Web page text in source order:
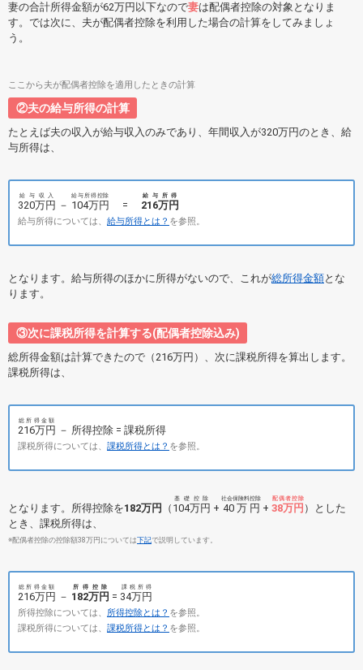
妻の合計所得金額が62万円以下なので妻は配偶者控除の対象となりま
す。では次に、夫が配偶者控除を利用した場合の計算をしてみましょ
う。
ここから夫が配偶者控除を適用したときの計算
②夫の給与所得の計算
たとえば夫の収入が給与収入のみであり、年間収入が320万円のとき、給
与所得は、
320万円
給与収入
－ 104万円
給与所得控除
= 216万円
給与所得
給与所得については、 給与所得とは？ を参照。
となります。給与所得のほかに所得がないので、これが総所得金額とな
ります。
③次に課税所得を計算する(配偶者控除込み)
総所得金額は計算できたので（216万円）、次に課税所得を算出します。
課税所得は、
216万円
総所得金額
－ 所得控除 = 課税所得
課税所得については、 課税所得とは？ を参照。
となります。所得控除を182万円 （ 104万円
基礎控除
+ 40万円
社会保険料控除
+ 38万円
配偶者控除
）とした
とき、課税所得は、
※配偶者控除の控除額38万円については下記で説明しています。
216万円
総所得金額
－ 182万円
所得控除
= 34万円
課税所得
所得控除については、 所得控除とは？ を参照。
課税所得については、 課税所得とは？ を参照。